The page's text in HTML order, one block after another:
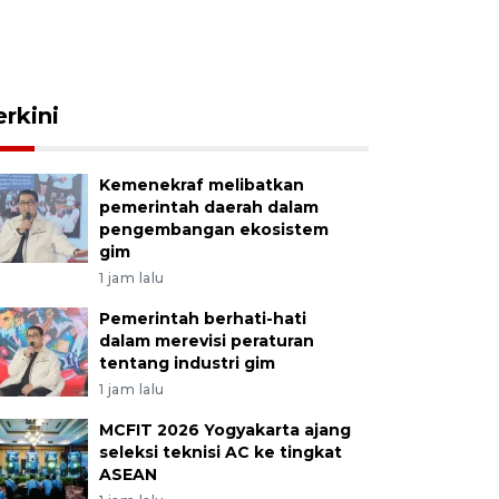
Kemenekraf melibatkan
pemerintah daerah dalam
pengembangan ekosistem
gim
1 jam lalu
Pemerintah berhati-hati
dalam merevisi peraturan
tentang industri gim
1 jam lalu
MCFIT 2026 Yogyakarta ajang
seleksi teknisi AC ke tingkat
ASEAN